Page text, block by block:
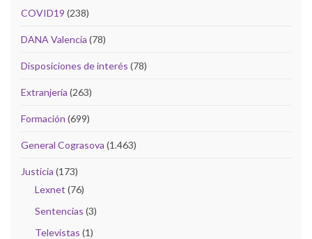
COVID19 (238)
DANA Valencia (78)
Disposiciones de interés (78)
Extranjería (263)
Formación (699)
General Cograsova (1.463)
Justicia (173)
Lexnet (76)
Sentencias (3)
Televistas (1)